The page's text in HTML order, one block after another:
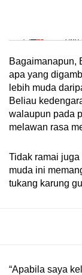
Tiny
Bagaimanapun,
apa yang
lebih muda
Beliau
walaupun pada
melawan rasa
Tidak ramai
muda ini
tukang karung
“Apabila saya